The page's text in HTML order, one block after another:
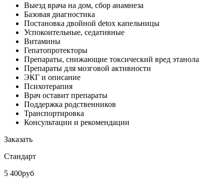
Выезд врача на дом, сбор анамнеза
Базовая диагностика
Постановка двойной detox капельницы
Успокоительные, седативные
Витамины
Гепатопротекторы
Препараты, снижающие токсический вред этанола
Препараты для мозговой активности
ЭКГ и описание
Психотерапия
Врач оставит препараты
Поддержка родственников
Транспортировка
Консультации и рекомендации
Заказать
Стандарт
5 400руб